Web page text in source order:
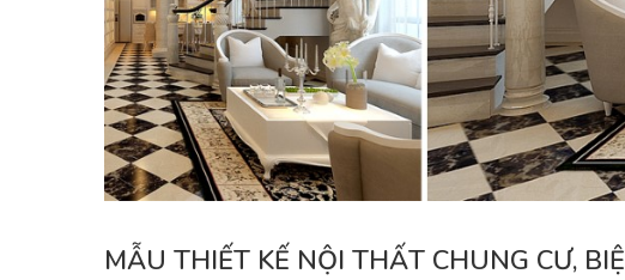
MẪU THIẾT KẾ NỘI THẤT CHUNG CƯ,